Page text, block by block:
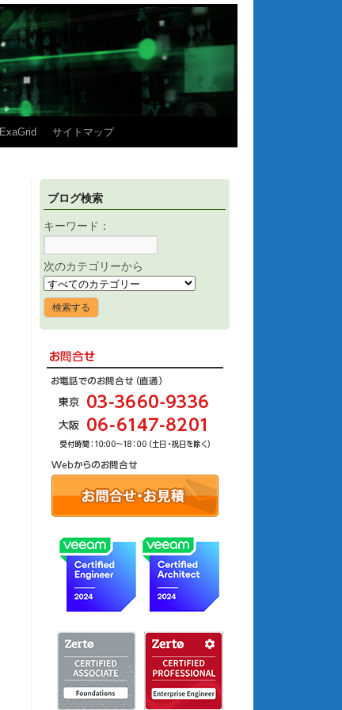
ExaGrid サイトマップ
ブログ検索
キーワード：
次のカテゴリーから